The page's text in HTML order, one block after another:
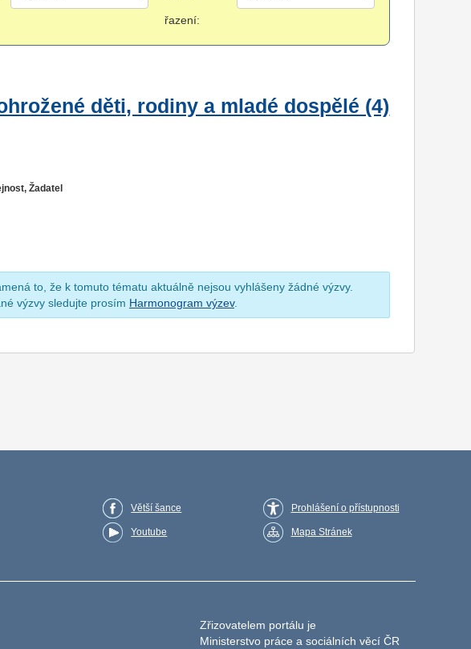
řazení:
děti, rodiny a mladé dospělé (4)
Žadatel
to, že k tomuto tématu aktuálně nejsou vyhlášeny žádné výzvy.
výzvy sledujte prosím Harmonogram výzev.
Větší šance
Youtube
Prohlášení o přístupnosti
Mapa Stránek
Zřizovatelem portálu je
Ministerstvo práce a sociálních věcí ČR